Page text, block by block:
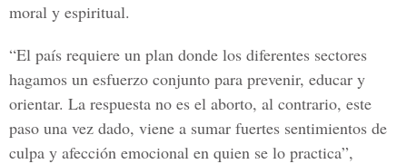
moral y espiritual.
“El país requiere un plan donde los diferentes sectores
hagamos un esfuerzo conjunto para prevenir, educar y
orientar. La respuesta no es el aborto, al contrario, este
paso una vez dado, viene a sumar fuertes sentimientos de
culpa y afección emocional en quien se lo practica”,